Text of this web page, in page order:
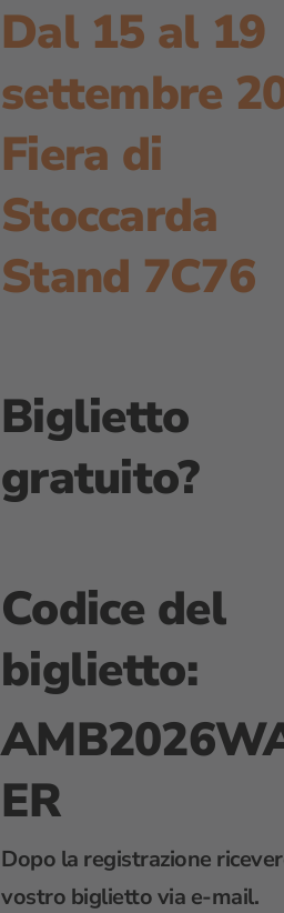
Dal 15 al 19
settembre
Fiera di
Stoccarda
Stand 7C76
Biglietto
gratuito?
Codice del
biglietto:
ER
Dopo la registrazione
vostro biglietto via e-mail.